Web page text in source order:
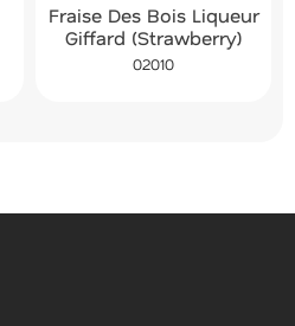
Fraise Des Bois Liqueur
Giffard (Strawberry)
02010